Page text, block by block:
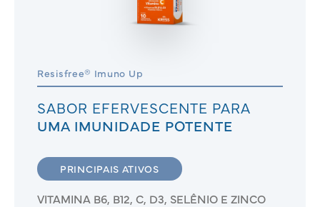
Resisfree® Imuno Up
SABOR EFERVESCENTE PARA
UMA IMUNIDADE POTENTE
PRINCIPAIS ATIVOS
VITAMINA B6, B12, C, D3, SELÊNIO E ZINCO